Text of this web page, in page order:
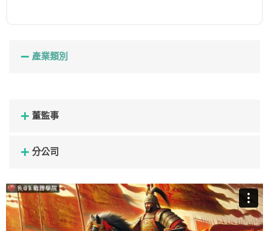
產業類別
董監事
分公司